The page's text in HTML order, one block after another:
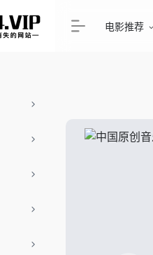
电影推荐